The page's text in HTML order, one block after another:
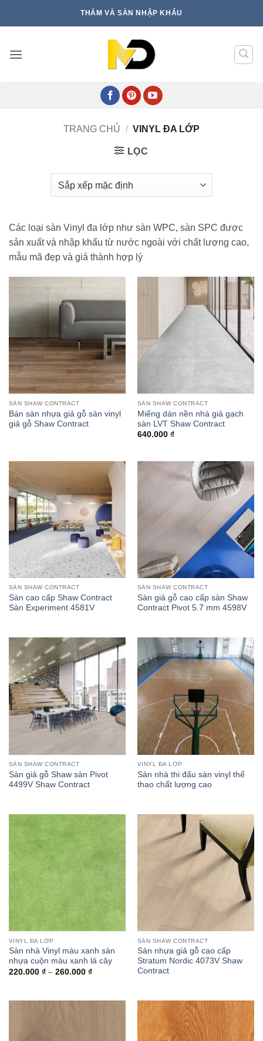
dung
THẢM VÀ SÀN NHẬP KHẨU
TRANG CHỦ / VINYL ĐA LỚP
LỌC
Các loại sàn Vinyl đa lớp như sàn WPC, sàn SPC được
sản xuất và nhập khẩu từ nước ngoài với chất lượng cao,
mẫu mã đẹp và giá thành hợp lý
SÀN SHAW CONTRACT
Bán sàn nhựa giả gỗ sàn vinyl
giả gỗ Shaw Contract
SÀN SHAW CONTRACT
Miếng dán nền nhà giả gạch
sàn LVT Shaw Contract
640.000 ₫
SÀN SHAW CONTRACT
Sàn cao cấp Shaw Contract
Sàn Experiment 4581V
SÀN SHAW CONTRACT
Sàn giả gỗ cao cấp sàn Shaw
Contract Pivot 5.7 mm 4598V
SÀN SHAW CONTRACT
Sàn giả gỗ Shaw sàn Pivot
4499V Shaw Contract
VINYL ĐA LỚP
Sàn nhà thi đấu sàn vinyl thể
thao chất lượng cao
VINYL ĐA LỚP
Sàn nhà Vinyl màu xanh sàn
nhựa cuộn màu xanh lá cây
220.000 ₫ – 260.000 ₫Khoảng
đến
SÀN SHAW CONTRACT
Sàn nhựa giả gỗ cao cấp
Stratum Nordic 4073V Shaw
Contract